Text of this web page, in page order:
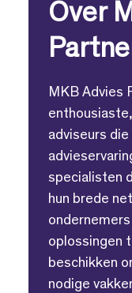
Over
MKB Advies
adviseurs
specialisten
hun brede
oplossingen
beschikken
nodige